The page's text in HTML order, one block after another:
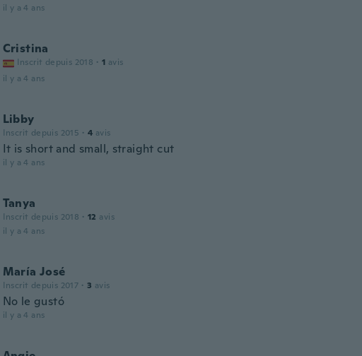
il y a 4 ans
Cristina
Inscrit depuis 2018 · 1 avis
il y a 4 ans
Libby
Inscrit depuis 2015 · 4 avis
It is short and small, straight cut
il y a 4 ans
Tanya
Inscrit depuis 2018 · 12 avis
il y a 4 ans
María José
Inscrit depuis 2017 · 3 avis
No le gustó
il y a 4 ans